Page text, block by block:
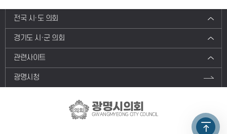
전국 시·도 의회
경기도 시·군 의회
관련사이트
광명시청
광명시의회
GWANGMYEONG CITY COUNCIL